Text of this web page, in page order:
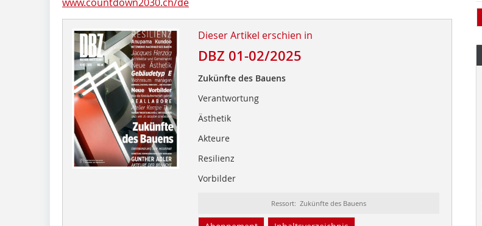
Dieser Artikel erschien in
DBZ 01-02/2025
Zukünfte des Bauens
Verantwortung
Ästhetik
Akteure
Resilienz
Vorbilder
Ressort: Zukünfte des Bauens